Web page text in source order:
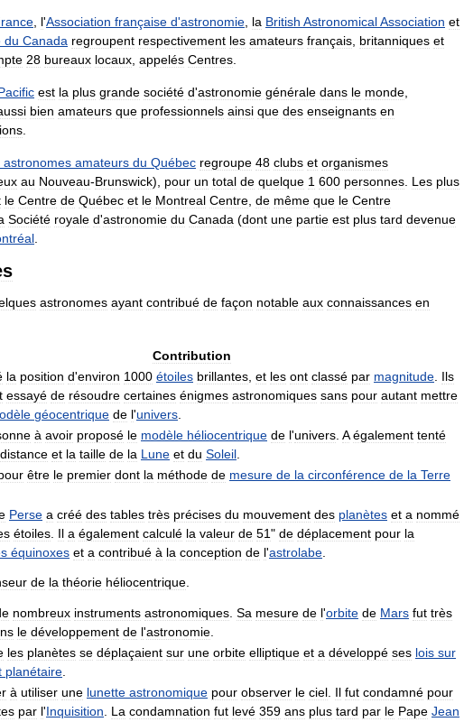
l'Association française d'astronomie la British AstronomicalAssociation et
du Canada regroupent respectivement les amateurs français britanniques et
28 bureaux locaux appelés Centres
est la plus grande société d'astronomie générale dans le monde
bien amateurs que professionnels ainsi que des enseignants en
astronomes amateurs du Québec regroupe 48 clubs et organismes
au Nouveau-Brunswick), pour un total de quelque 1 600 personnes Les plus
le Centre de Québec et le Montreal Centre de même que le Centre
Société royale d'astronomie du Canada (dont une partie est plus tard devenue
astronomes ayant contribué de façon notable aux connaissances en
Contribution
la position d'environ 1000 étoiles brillantes et les ont classé par magnitude Ils
essayé de résoudre certaines énigmes astronomiques sans pour autant mettre
géocentrique de l'univers
à avoir proposé le modèle héliocentrique de l'univers A également tenté
distance et la taille de la Lune et du Soleil
être le premier dont la méthode de mesure de la circonférence de la Terre
Perse a créé des tables très précises du mouvement des planètes et a nommé
étoiles Il a également calculé la valeur de 51" de déplacement pour la
équinoxes et a contribué à la conception de l'astrolabe
de la théorie héliocentrique
nombreux instruments astronomiques Sa mesure de l'orbite de Mars fut très
le développement de l'astronomie
les planètes se déplaçaient sur une orbite elliptique et a développé ses lois sur
planétaire
à utiliser une lunette astronomique pour observer le ciel Il fut condamné pour
par l'Inquisition La condamnation fut levé 359 ans plus tard par le Pape Jean